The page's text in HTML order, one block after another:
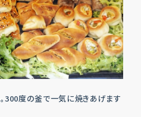
300度の釜で一気に焼きあげます